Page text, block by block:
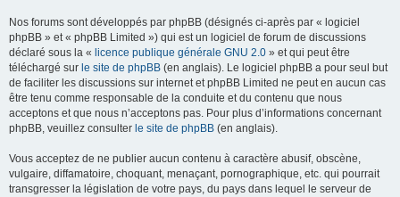
Nos forums sont développés par phpBB (désignés ci-après par « logiciel
phpBB » et « phpBB Limited ») qui est un logiciel de forum de discussions
déclaré sous la « licence publique générale GNU 2.0 » et qui peut être
téléchargé sur le site de phpBB (en anglais). Le logiciel phpBB a pour seul but
de faciliter les discussions sur internet et phpBB Limited ne peut en aucun cas
être tenu comme responsable de la conduite et du contenu que nous
acceptons et que nous n’acceptons pas. Pour plus d’informations concernant
phpBB, veuillez consulter le site de phpBB (en anglais).
Vous acceptez de ne publier aucun contenu à caractère abusif, obscène,
vulgaire, diffamatoire, choquant, menaçant, pornographique, etc. qui pourrait
transgresser la législation de votre pays, du pays dans lequel le serveur de